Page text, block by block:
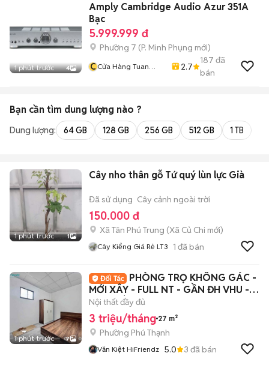
1 phút trước 4
Amply Cambridge Audio Azur 351A
Bạc
5.999.999 đ
Phường 7 (P. Minh Phụng mới)
CCửa Hàng Tuan
2.7
187 đã
bán
Bạn cần tìm dung lượng nào ?
Dung lượng: 64 GB 128 GB 256 GB 512 GB 1 TB
1 phút trước 1
Cây nho thân gỗ Tứ quý lùn lực Già
Đã sử dụng Cây cảnh ngoài trời
150.000 đ
Xã Tân Phú Trung (Xã Củ Chi mới)
Cây Kiểng Giá Rẻ LT3 1 đã bán
1 phút trước 7
PHÒNG TRỌ KHÔNG GÁC -
MỚI XÂY - FULL NT - GẦN ĐH VHU -
GO PHÚ THẠNH🎉
Nội thất đầy đủ
3 triệu/tháng 27 m²
Phường Phú Thạnh
Văn Kiệt HiFriendz 5.0 3 đã bán